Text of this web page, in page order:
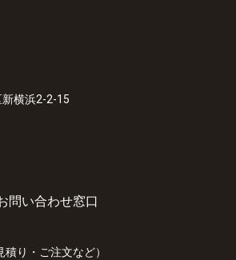
横浜2-2-15
問い合わせ窓口
り・ご注文など）